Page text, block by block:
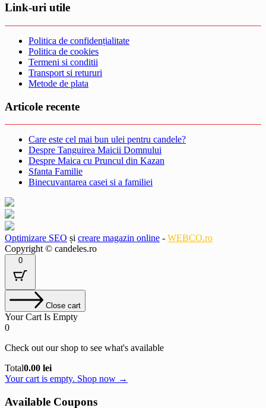
Link-uri utile
Politica de confidențialitate
Politica de cookies
Termeni si conditii
Transport si retururi
Metode de plata
Articole recente
Care este cel mai bun ulei pentru candele?
Despre Tanguirea Maicii Domnului
Despre Maica cu Pruncul din Kazan
Sfanta Familie
Binecuvantarea casei si a familiei
Optimizare SEO și creare magazin online - WEBCO.ro
Copyright © candeles.ro
0
Close cart
Your Cart Is Empty
0
Check out our shop to see what's available
Cart
Total:
Total0.00 lei
Your cart is empty. Shop now →
Available Coupons